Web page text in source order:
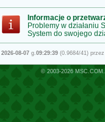
Informacje o
Problemy w działaniu
System do swojego
2026-08-07g.09:29:39(0.9684/41)
© 2003-2026